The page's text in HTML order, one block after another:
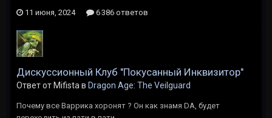
11 июня, 2024 6 386 ответов
Дискуссионный Клуб "Покусанный Инквизитор"
Ответ от Mifista в Dragon Age: The Veilguard
Почему все Варрика хоронят ? Он как знамя DA, будет